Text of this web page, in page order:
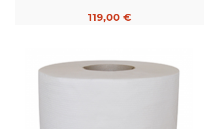
119,00 €